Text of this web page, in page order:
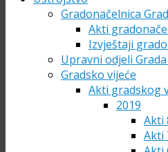
Gradonačelnica
Akti
Izvještaji
Upravni odjeli
Gradsko vijeće
Akti gradskog
2019
Akti
Akti